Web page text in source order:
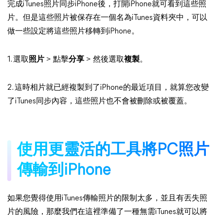
完成iTunes照片同步iPhone後，打開iPhone就可看到這些照
片。但是這些照片被保存在一個名為iTunes資料夾中，可以
做一些設定將這些照片移轉到iPhone。
1. 選取照片 > 點擊分享 > 然後選取複製。
2. 這時相片就已經複製到了iPhone的最近項目，就算您改變
了iTunes同步內容，這些照片也不會被刪除或被覆蓋。
使用更靈活的工具將PC照片
傳輸到iPhone
如果您覺得使用iTunes傳輸照片的限制太多，並且有丟失照
片的風險，那麼我們在這裡準備了一種無需iTunes就可以將